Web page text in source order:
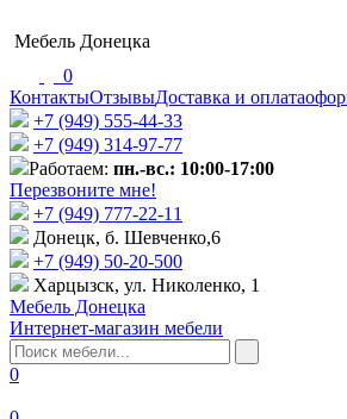
Мебель Донецка
0
КонтактыОтзывыДоставка и оплата
+7 (949) 555-44-33
+7 (949) 314-97-77
Работаем: пн.-вс.: 10:00-17:00
Перезвоните мне!
+7 (‎949) 777-22-11
Донецк, б. Шевченко,6
+7 (949) 50-20-500
Харцызск, ул. Николенко, 1
Мебель Донецка
Интернет-магазин мебели
0